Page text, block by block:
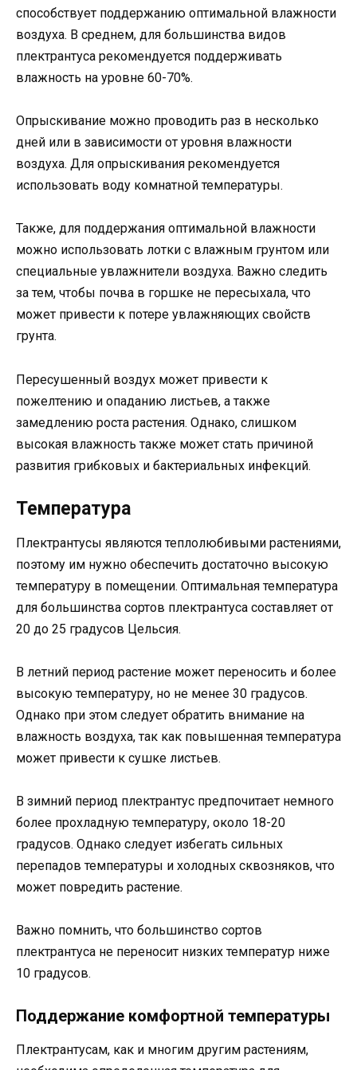
способствует поддержанию оптимальной влажности
воздуха. В среднем, для большинства видов
плектрантуса рекомендуется поддерживать
влажность на уровне 60-70%.
Опрыскивание можно проводить раз в несколько
дней или в зависимости от уровня влажности
воздуха. Для опрыскивания рекомендуется
использовать воду комнатной температуры.
Также, для поддержания оптимальной влажности
можно использовать лотки с влажным грунтом или
специальные увлажнители воздуха. Важно следить
за тем, чтобы почва в горшке не пересыхала, что
может привести к потере увлажняющих свойств
грунта.
Пересушенный воздух может привести к
пожелтению и опаданию листьев, а также
замедлению роста растения. Однако, слишком
высокая влажность также может стать причиной
развития грибковых и бактериальных инфекций.
Температура
Плектрантусы являются теплолюбивыми растениями,
поэтому им нужно обеспечить достаточно высокую
температуру в помещении. Оптимальная температура
для большинства сортов плектрантуса составляет от
20 до 25 градусов Цельсия.
В летний период растение может переносить и более
высокую температуру, но не менее 30 градусов.
Однако при этом следует обратить внимание на
влажность воздуха, так как повышенная температура
может привести к сушке листьев.
В зимний период плектрантус предпочитает немного
более прохладную температуру, около 18-20
градусов. Однако следует избегать сильных
перепадов температуры и холодных сквозняков, что
может повредить растение.
Важно помнить, что большинство сортов
плектрантуса не переносит низких температур ниже
10 градусов.
Поддержание комфортной температуры
Плектрантусам, как и многим другим растениям,